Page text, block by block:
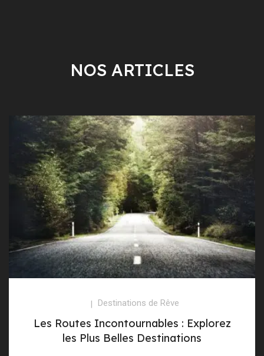
NOS ARTICLES
Destinations de Rêve
Les Routes Incontournables : Explorez
les Plus Belles Destinations